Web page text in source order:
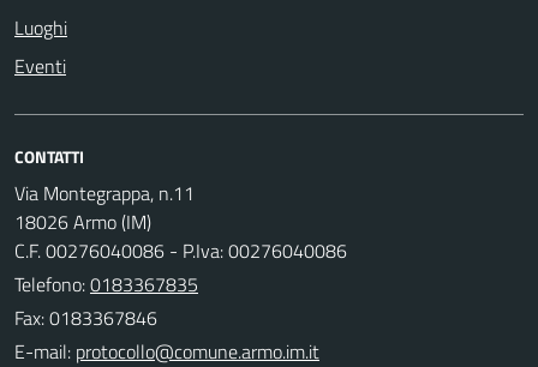
Luoghi
Eventi
CONTATTI
Via Montegrappa, n.11
18026 Armo (IM)
C.F. 00276040086 - P.Iva: 00276040086
Telefono:0183367835
Fax: 0183367846
E-mail: